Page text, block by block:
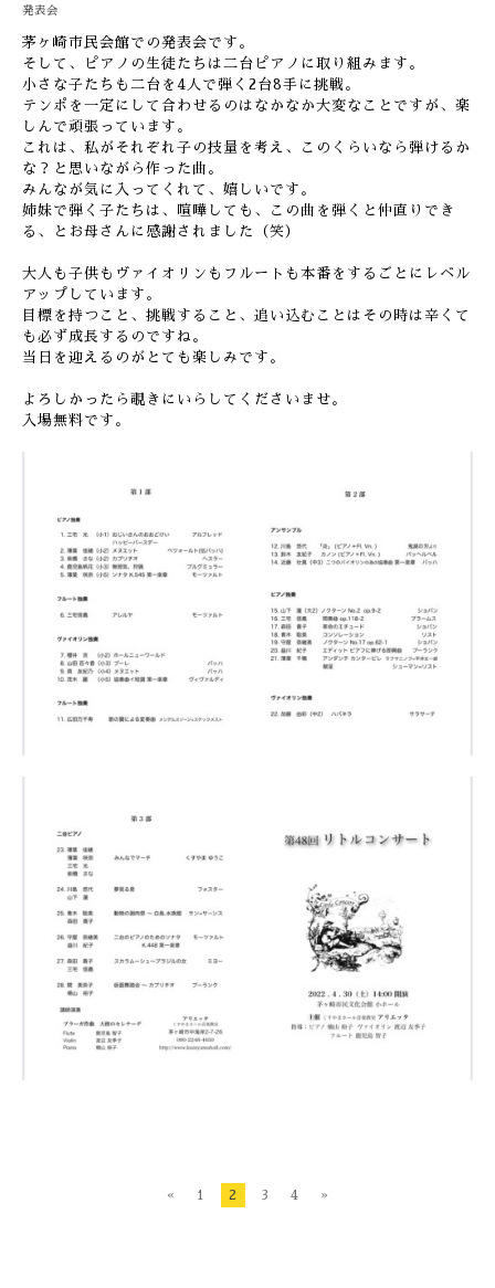
発表会
茅ヶ崎市民会館での発表会です。
そして、ピアノの生徒たちは二台ピアノに取り組みます。
小さな子たちも二台を4人で弾く2台8手に挑戦。
テンポを一定にして合わせるのはなかなか大変なことですが、楽
しんで頑張っています。
これは、私がそれぞれ子の技量を考え、このくらいなら弾けるか
な？と思いながら作った曲。
みんなが気に入ってくれて、嬉しいです。
姉妹で弾く子たちは、喧嘩しても、この曲を弾くと仲直りでき
る、とお母さんに感謝されました（笑）
大人も子供もヴァイオリンもフルートも本番をするごとにレベル
アップしています。
目標を持つこと、挑戦すること、追い込むことはその時は辛くて
も必ず成長するのですね。
当日を迎えるのがとても楽しみです。
よろしかったら覗きにいらしてくださいませ。
入場無料です。
« 1 2 3 4 »